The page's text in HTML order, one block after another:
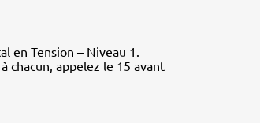
en Tension – Niveau 1.
chacun, appelez le 15 avant